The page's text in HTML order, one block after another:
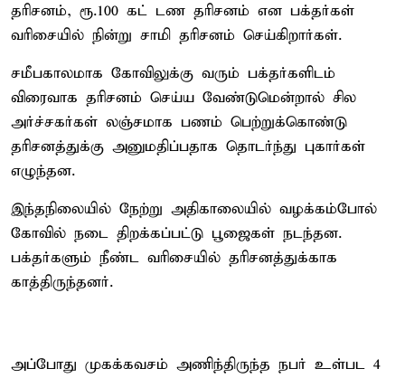
தரிசனம், ரூ.100 கட் டண தரிசனம் என பக்தர்கள்
வரிசையில் நின்று சாமி தரிசனம் செய்கிறார்கள்.
சமீபகாலமாக கோவிலுக்கு வரும் பக்தர்களிடம்
விரைவாக தரிசனம் செய்ய வேண்டுமென்றால் சில
அர்ச்சகர்கள் லஞ்சமாக பணம் பெற்றுக்கொண்டு
தரிசனத்துக்கு அனுமதிப்பதாக தொடர்ந்து புகார்கள்
எழுந்தன.
இந்தநிலையில் நேற்று அதிகாலையில் வழக்கம்போல்
கோவில் நடை திறக்கப்பட்டு பூஜைகள் நடந்தன.
பக்தர்களும் நீண்ட வரிசையில் தரிசனத்துக்காக
காத்திருந்தனர்.
அப்போது முகக்கவசம் அணிந்திருந்த நபர் உள்பட 4